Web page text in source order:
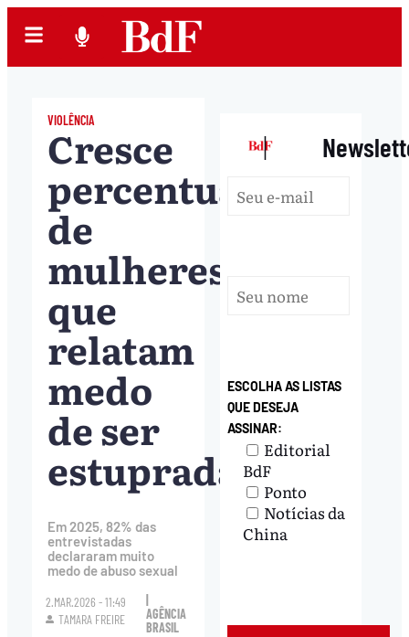
VIOLÊNCIA
Cresce
percentual
de
mulheres
que
relatam
medo
de ser
estupradas
Em 2025, 82% das
entrevistadas
declararam muito
medo de abuso sexual
2.MAR.2026 - 11:49
TAMARA FREIRE
AGÊNCIA
BRASIL
|
ESCOLHA AS LISTAS
QUE DESEJA
ASSINAR:
Editorial
BdF
Ponto
Notícias da
China